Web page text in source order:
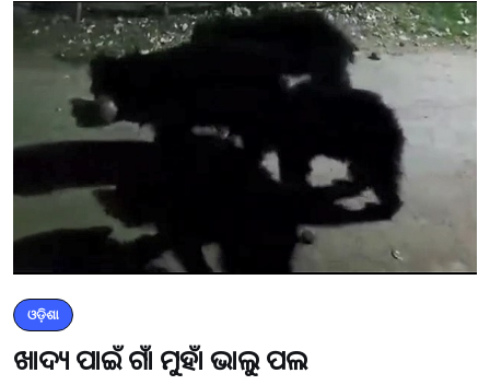
ଓଡ଼ିଶା
ଖାଦ୍ୟ ପାଇଁ ଗାଁ ମୁହାଁ ଭାଲୁ ପଲ